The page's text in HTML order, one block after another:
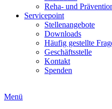
Reha- und
Servicepoint
Stellenangebote
Downloads
Häufig gestellte
Geschäftsstelle
Kontakt
Spenden
Menü